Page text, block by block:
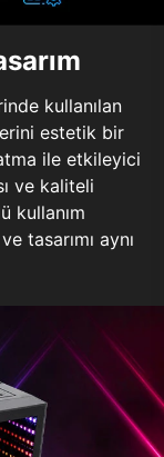
kullanılan
estetik bir
ile etkileyici
ve kaliteli
kullanım
tasarımı aynı